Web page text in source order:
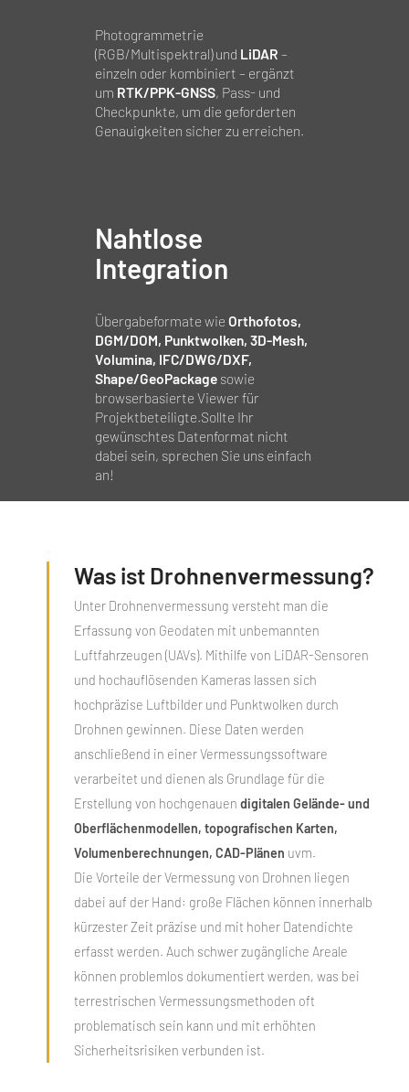
Photogrammetrie
(RGB/Multispektral) und LiDAR –
einzeln oder kombiniert – ergänzt
um RTK/PPK‑GNSS, Pass‑ und
Checkpunkte, um die geforderten
Genauigkeiten sicher zu erreichen.
Nahtlose
Integration
Übergabeformate wie Orthofotos,
DGM/DOM, Punktwolken, 3D‑Mesh,
Volumina, IFC/DWG/DXF,
Shape/GeoPackagesowie
browserbasierte Viewer für
Projektbeteiligte.Sollte Ihr
gewünschtes Datenformat nicht
dabei sein, sprechen Sie uns einfach
an!
Was ist Drohnenvermessung?
Unter Drohnenvermessung versteht man die
Erfassung von Geodaten mit unbemannten
Luftfahrzeugen (UAVs). Mithilfe von LiDAR-Sensoren
und hochauflösenden Kameras lassen sich
hochpräzise Luftbilder und Punktwolken durch
Drohnen gewinnen. Diese Daten werden
anschließend in einer Vermessungssoftware
verarbeitet und dienen als Grundlage für die
Erstellung von hochgenauen digitalen Gelände- und
Oberflächenmodellen, topografischen Karten,
Volumenberechnungen, CAD-Plänen uvm.
Die Vorteile der Vermessung von Drohnen liegen
dabei auf der Hand: große Flächen können innerhalb
kürzester Zeit präzise und mit hoher Datendichte
erfasst werden. Auch schwer zugängliche Areale
können problemlos dokumentiert werden, was bei
terrestrischen Vermessungsmethoden oft
problematisch sein kann und mit erhöhten
Sicherheitsrisiken verbunden ist.